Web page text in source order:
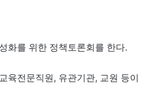
화를 위한 정책토론회를 한다.
육전문직원, 유관기관, 교원 등이